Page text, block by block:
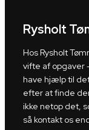
Rysholt
Hos Rysholt
vifte af opgaver
have hjælp til
efter at finde
ikke netop det,
så kontakt os